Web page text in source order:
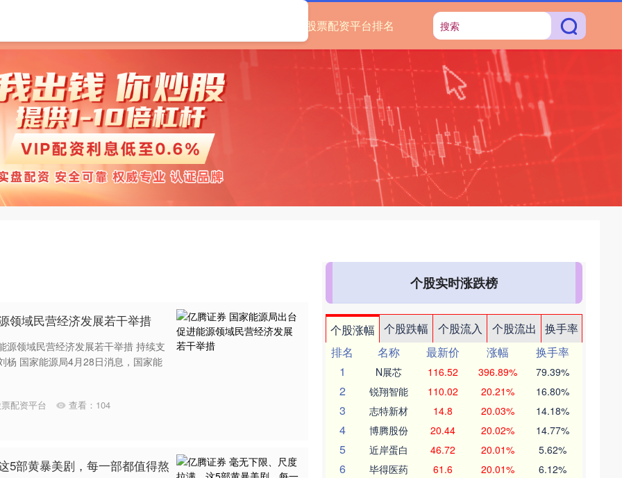
股票配资平台排名
领域民营经济发展若干举措
源领域民营经济发展若干举措 持续支
杨 国家能源局4月28日消息，国家能
配资平台 查看： 104
5部黄暴美剧，每一部都值得熬
个股实时涨跌榜
个股涨幅 个股跌幅 个股流入 个股流出
换手率
排名
名称 最新价 涨幅
换手率
1
N展芯 116.52 396.89% 79.39%
2 锐翔智能 110.02 20.21% 16.80%
3 志特新材 14.8 20.03% 14.18%
4 博腾股份 20.44 20.02% 14.77%
5 近岸蛋白 46.72 20.01% 5.62%
6 毕得医药 61.6 20.01% 6.12%